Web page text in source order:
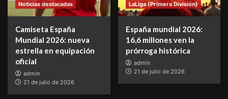
Noticias destacadas
Camiseta España
Mundial 2026: nueva
estrella en equipación
oficial
admin
21 de julio de 2026
LaLiga (Primera División)
España mundial 2026:
16,6 millones ven la
prórroga histórica
admin
21 de julio de 2026